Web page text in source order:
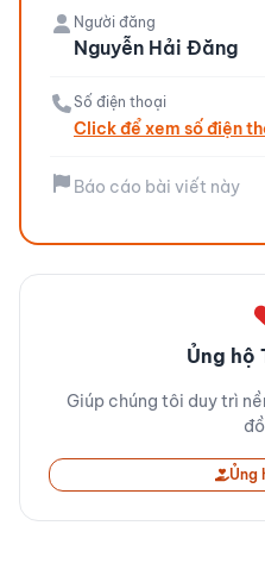
Người đăng
Nguyễn Hải Đăng
Số điện thoại
Click để xem số điện
Báo cáo bài viết này
Ủng hộ
Giúp chúng tôi duy trì
Ủng